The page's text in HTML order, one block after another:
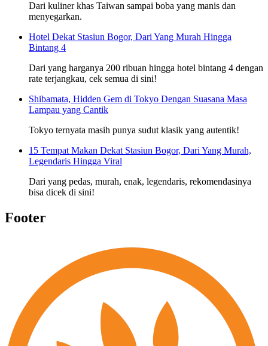
Dari kuliner khas Taiwan sampai boba yang manis dan
menyegarkan.
Hotel Dekat Stasiun Bogor, Dari Yang Murah Hingga
Bintang 4
Dari yang harganya 200 ribuan hingga hotel bintang 4 dengan
rate terjangkau, cek semua di sini!
Shibamata, Hidden Gem di Tokyo Dengan Suasana Masa
Lampau yang Cantik
Tokyo ternyata masih punya sudut klasik yang autentik!
15 Tempat Makan Dekat Stasiun Bogor, Dari Yang Murah,
Legendaris Hingga Viral
Dari yang pedas, murah, enak, legendaris, rekomendasinya
bisa dicek di sini!
Footer